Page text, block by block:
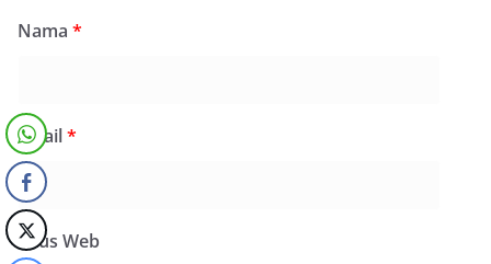
Nama *
Email*
Situs Web